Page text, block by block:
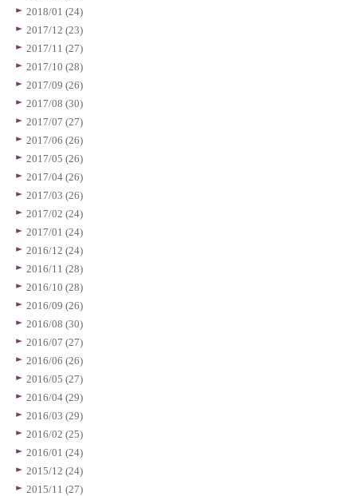
2018/01 (24)
2017/12 (23)
2017/11 (27)
2017/10 (28)
2017/09 (26)
2017/08 (30)
2017/07 (27)
2017/06 (26)
2017/05 (26)
2017/04 (26)
2017/03 (26)
2017/02 (24)
2017/01 (24)
2016/12 (24)
2016/11 (28)
2016/10 (28)
2016/09 (26)
2016/08 (30)
2016/07 (27)
2016/06 (26)
2016/05 (27)
2016/04 (29)
2016/03 (29)
2016/02 (25)
2016/01 (24)
2015/12 (24)
2015/11 (27)